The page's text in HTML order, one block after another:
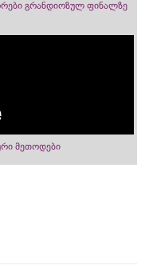
გრანდიოზულ ფინალზე
მეთოდები